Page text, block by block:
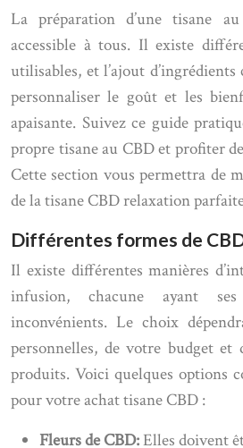
La préparation d’une tisane
accessible à tous. Il existe
utilisables, et l’ajout
personnaliser le goût et les
apaisante. Suivez ce guide
propre tisane au CBD et profiter
Cette section vous permettra de
de la tisane CBD relaxation
Différentes formes de
Il existe différentes manières
infusion, chacune ayant
inconvénients. Le choix
personnelles, de votre budget et
produits. Voici quelques options
pour votre achat tisane CBD :
Fleurs de CBD:Elles doivent